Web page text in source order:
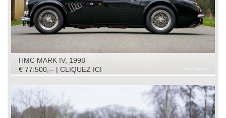
HMC MARK IV, 1998
€ 77.500,-- | CLIQUEZ ICI